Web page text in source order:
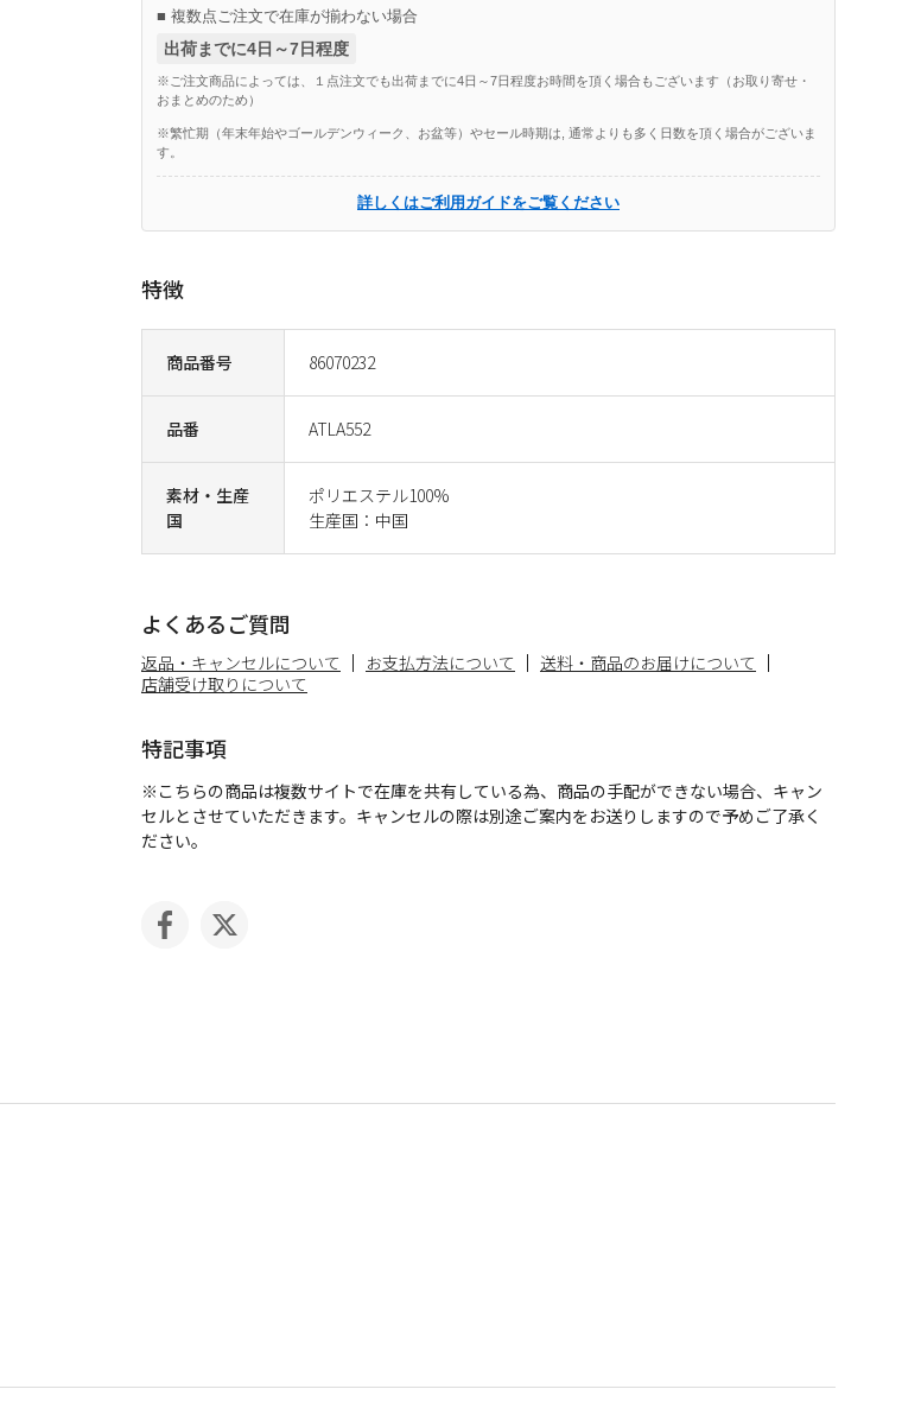
商品番号 86070232
品番 ATLA552
素材・生産
国
ポリエステル100%
生産国：中国
■ 複数点ご注文で在庫が揃わない場合
出荷までに4日～7日程度
※ご注文商品によっては、１点注文でも出荷までに4日～7日程度お時間を頂く場合もございます（お取り寄せ・
おまとめのため）
※繁忙期（年末年始やゴールデンウィーク、お盆等）やセール時期は, 通常よりも多く日数を頂く場合がございま
す。
詳しくはご利用ガイドをご覧ください
特徴
よくあるご質問
返品・キャンセルについて お支払方法について
送料・商品のお届けについて
店舗受け取りについて
特記事項
※こちらの商品は複数サイトで在庫を共有している為、商品の手配ができない場合、キャン
セルとさせていただきます。キャンセルの際は別途ご案内をお送りしますので予めご了承く
ださい。